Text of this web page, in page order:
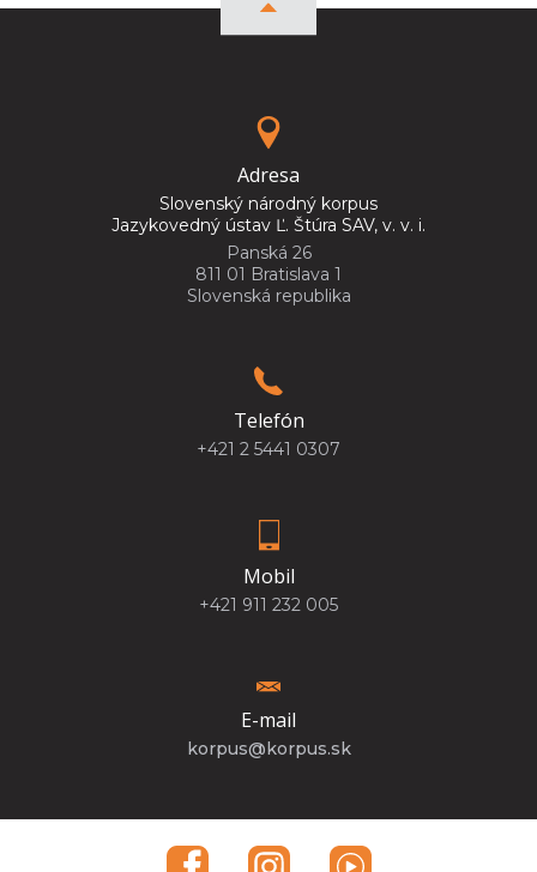
Adresa
Slovenský národný korpus
Jazykovedný ústav Ľ. Štúra SAV, v. v. i.
Panská 26
811 01 Bratislava 1
Slovenská republika
Telefón
+421 2 5441 0307
Mobil
+421 911 232 005
E-mail
korpus@korpus.sk